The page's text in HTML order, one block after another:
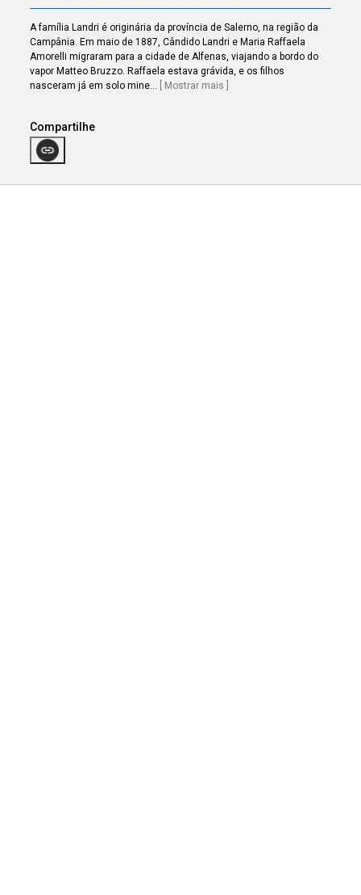
A família Landri é originária da província de Salerno, na região da
Campânia. Em maio de 1887, Cândido Landri e Maria Raffaela
Amorelli migraram para a cidade de Alfenas, viajando a bordo do
vapor Matteo Bruzzo. Raffaela estava grávida, e os filhos
nasceram já em solo mine... [ Mostrar mais ]
Compartilhe